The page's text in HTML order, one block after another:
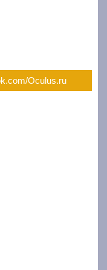
Oculus.ru